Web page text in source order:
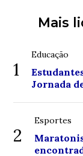
Mais
1
Educação
Jornada
2
Esportes